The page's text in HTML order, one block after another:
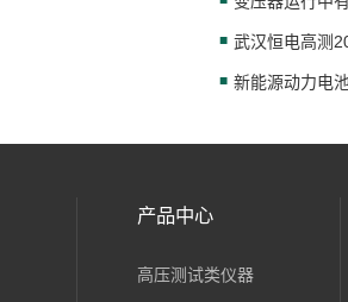
武汉恒电高测
产品中心
高压测试类仪器